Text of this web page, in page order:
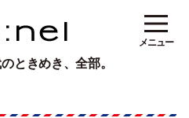
ときめき、全部。
メニュー